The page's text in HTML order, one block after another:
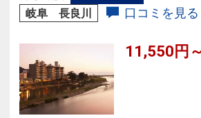
◆毎年5/11～10/15は目の前に流
岐阜 長良川
口コミを見る
11,550円